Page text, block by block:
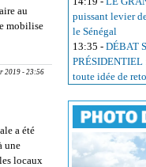
au
mobilise
2019 - 23:56
a été
une
locaux
puissant levier
le Sénégal
13:35 - DÉBAT
toute idée de